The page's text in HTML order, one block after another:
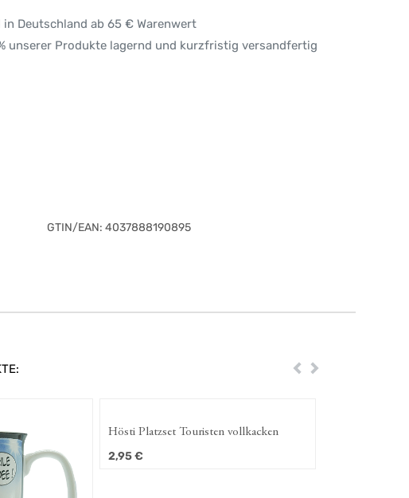
Deutschland ab 65 € Warenwert
unserer Produkte lagernd und kurzfristig versandfertig
GTIN/EAN: 4037888190895
ZurückWeiter
Hösti Platzset Touristen vollkacken
2,95€